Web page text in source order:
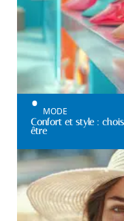
MODE
Confort et style :
être